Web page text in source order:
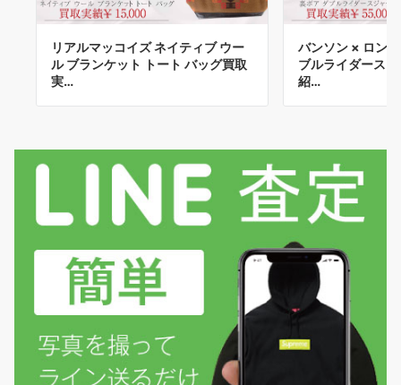
リアルマッコイズ ネイティブ ウー
ル ブランケット トート バッグ買取
実…
バンソン × ロン
ブルライダース
紹…